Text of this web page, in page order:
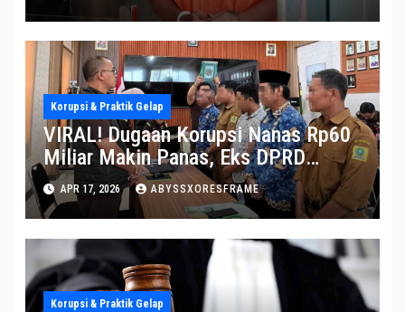
Korupsi & Praktik Gelap
VIRAL! Dugaan Korupsi Nanas Rp60
Miliar Makin Panas, Eks DPRD
Sulsel Diperiksa
APR 17, 2026 ABYSSXORESFRAME
Korupsi & Praktik Gelap